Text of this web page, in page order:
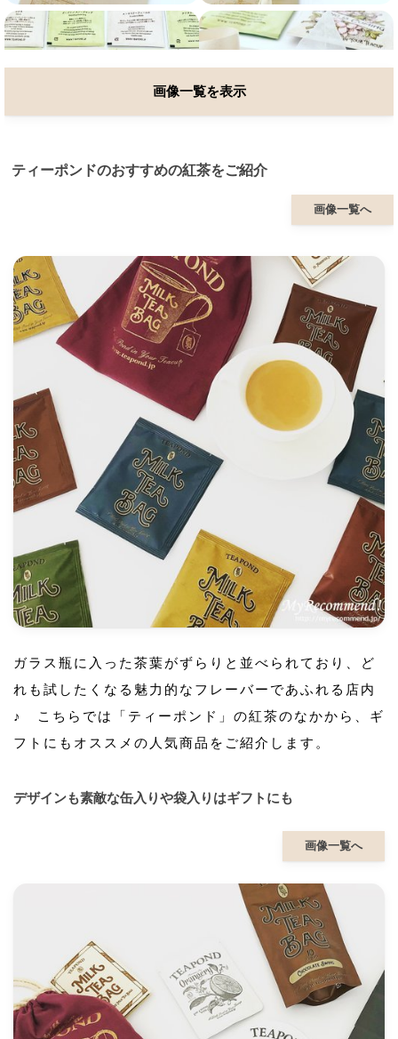
画像一覧を表示
ティーポンドのおすすめの紅茶をご紹介
画像一覧へ
ガラス瓶に入った茶葉がずらりと並べられており、ど
れも試したくなる魅力的なフレーバーであふれる店内
♪ こちらでは「ティーポンド」の紅茶のなかから、ギ
フトにもオススメの人気商品をご紹介します。
デザインも素敵な缶入りや袋入りはギフトにも
画像一覧へ